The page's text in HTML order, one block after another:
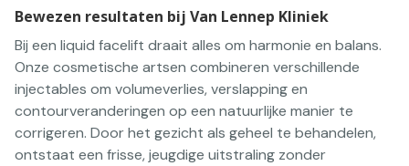
Bewezen resultaten bij Van Lennep Kliniek
Bij een liquid facelift draait alles om harmonie en balans.
Onze cosmetische artsen combineren verschillende
injectables om volumeverlies, verslapping en
contourveranderingen op een natuurlijke manier te
corrigeren. Door het gezicht als geheel te behandelen,
ontstaat een frisse, jeugdige uitstraling zonder